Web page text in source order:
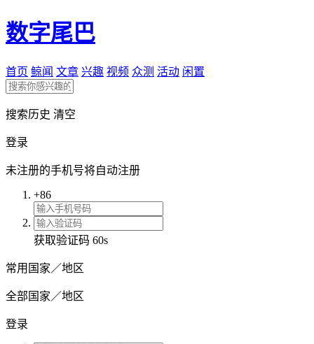
数字尾巴
首页 鲸闻 文章 兴趣 视频 众测 活动 闲置
搜索历史 清空
登录
未注册的手机号将自动注册
+86
获取验证码 60s
常用国家／地区
全部国家／地区
登录